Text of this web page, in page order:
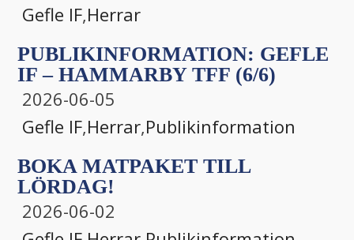
Gefle IF,Herrar
PUBLIKINFORMATION: GEFLE
IF – HAMMARBY TFF (6/6)
2026-06-05
Gefle IF,Herrar,Publikinformation
BOKA MATPAKET TILL
LÖRDAG!
2026-06-02